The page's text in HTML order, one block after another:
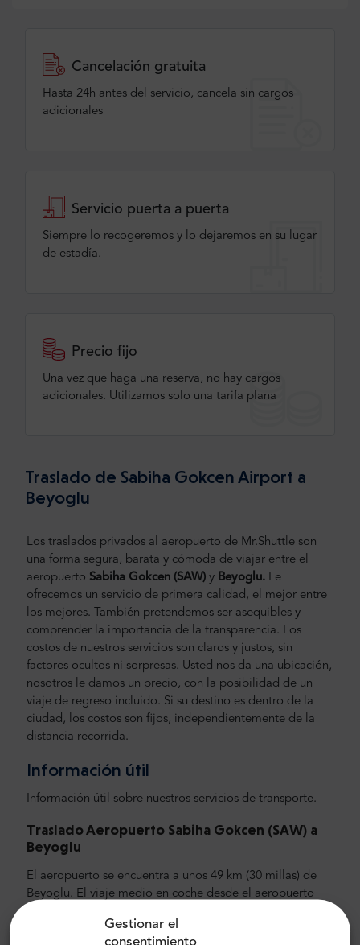
Gestionar el
consentimiento
Cancelación gratuita
Hasta 24h antes del servicio, cancela sin cargos
adicionales
Servicio puerta a puerta
Siempre lo recogeremos y lo dejaremos en su lugar
de estadía.
Precio fijo
Una vez que haga una reserva, no hay cargos
adicionales. Utilizamos solo una tarifa plana
Traslado de Sabiha Gokcen Airport a
Beyoglu
Los traslados privados al aeropuerto de Mr.Shuttle son
una forma segura, barata y cómoda de viajar entre el
aeropuerto Sabiha Gokcen (SAW) y Beyoglu. Le
ofrecemos un servicio de primera calidad, el mejor entre
los mejores. También pretendemos ser asequibles y
comprender la importancia de la transparencia. Los
costos de nuestros servicios son claros y justos, sin
factores ocultos ni sorpresas. Usted nos da una ubicación,
nosotros le damos un precio, con la posibilidad de un
viaje de regreso incluido. Si su destino es dentro de la
ciudad, los costos son fijos, independientemente de la
distancia recorrida.
Información útil
Información útil sobre nuestros servicios de transporte.
Traslado Aeropuerto Sabiha Gokcen (SAW) a
Beyoglu
El aeropuerto se encuentra a unos 49 km (30 millas) de
Beyoglu. El viaje medio en coche desde el aeropuerto
minutos.Recomendamos elegir un coche, y aún mejor, un